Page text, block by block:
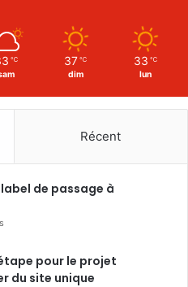
℃ 37 ℃
dim
33 ℃
lun
Récent
label de passage à
pour le projet
du site unique